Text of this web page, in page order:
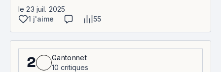
le 23 juil. 2025
1 j'aime
55
2
Gantonnet
10 critiques